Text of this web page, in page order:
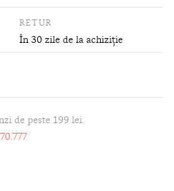
RETUR
În 30 zile de la achiziție
de peste 199 lei.